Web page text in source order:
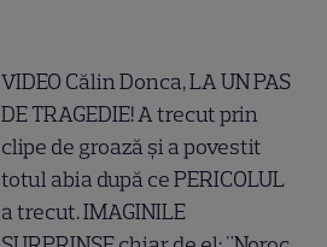
VIDEO Călin Donca, LA UN PAS
DE TRAGEDIE! A trecut prin
clipe de groază și a povestit
totul abia după ce PERICOLUL
a trecut. IMAGINILE